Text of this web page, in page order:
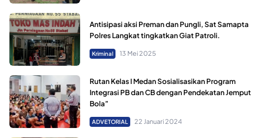
Antisipasi aksi Preman dan Pungli, Sat Samapta
Polres Langkat tingkatkan Giat Patroli.
Kriminal 13 Mei 2025
Rutan Kelas I Medan Sosialisasikan Program
Integrasi PB dan CB dengan Pendekatan Jemput
Bola”
ADVETORIAL 22 Januari 2024